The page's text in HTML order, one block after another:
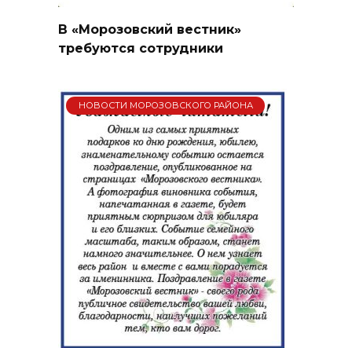
В «Морозовский вестник»
требуются сотрудники
НОВОСТИ МОРОЗОВСКОГО РАЙОНА